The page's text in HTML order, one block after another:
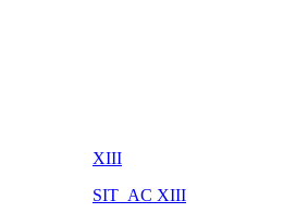
XIII
SIT_AC XIII